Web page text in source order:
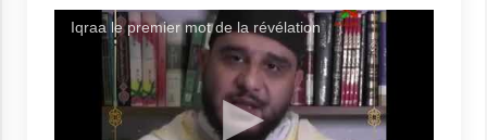
Iqraa le premier mot de la révélation